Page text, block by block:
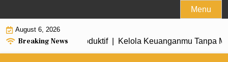
to
content
Menu
August 6, 2026
Breaking NewsLebih Produktif |Kelola Keuanganmu Tanpa